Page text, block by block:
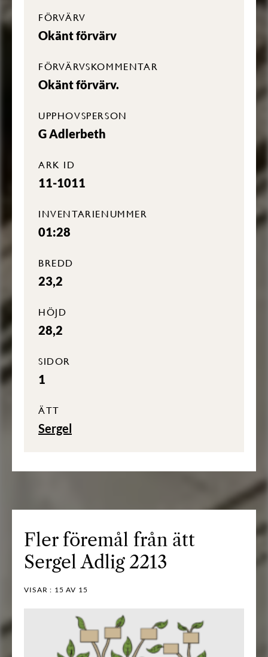
FÖRVÄRV
Okänt förvärv
FÖRVÄRVSKOMMENTAR
Okänt förvärv.
UPPHOVSPERSON
G Adlerbeth
ARK ID
11-1011
INVENTARIENUMMER
01:28
BREDD
23,2
HÖJD
28,2
SIDOR
1
ÄTT
Sergel
Fler föremål från ätt
Sergel Adlig 2213
VISAR : 15 AV 15